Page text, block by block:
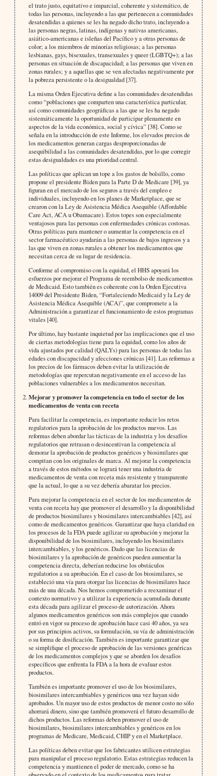
el trato justo, equitativo e imparcial, coherente y sistemático, de
todas las personas, incluyendo a las que pertenecen a comunidades
desatendidas a quienes se les ha negado dicho trato, incluyendo a
las personas negras, latinas, indígenas y nativas americanas,
asiático-americanas e isleñas del Pacífico y a otras personas de
color; a los miembros de minorías religiosas; a las personas
lesbianas, gays, bisexuales, transexuales y queer (LGBTQ+); a las
personas en situación de discapacidad; a las personas que viven en
zonas rurales; y a aquellas que se ven afectadas negativamente por
la pobreza persistente o la desigualdad [37].
La misma Orden Ejecutiva define a las comunidades desatendidas
como “poblaciones que comparten una característica particular,
así como comunidades geográficas a las que se les ha negado
sistemáticamente la oportunidad de participar plenamente en
aspectos de la vida económica, social y cívica” [38]. Como se
señala en la introducción de este Informe, los elevados precios de
los medicamentos generan cargas desproporcionadas de
asequibilidad a las comunidades desatendidas, por lo que corregir
estas desigualdades es una prioridad central.
Las políticas que aplican un tope a los gastos de bolsillo, como
propone el presidente Biden para la Parte D de Medicare [39], ya
figuran en el mercado de los seguros a través del empleo e
individuales, incluyendo en los planes de Marketplace, que se
crearon con la Ley de Asistencia Médica Asequible (Affordable
Care Act, ACA u Obamacare). Estos topes son especialmente
ventajosos para las personas con enfermedades crónicas costosas.
Otras políticas para mantener o aumentar la competencia en el
sector farmacéutico ayudarán a las personas de bajos ingresos y a
las que viven en zonas rurales a obtener los medicamentos que
necesitan cerca de su lugar de residencia.
Conforme al compromiso con la equidad, el HHS apoyará los
esfuerzos por mejorar el Programa de reembolso de medicamentos
de Medicaid. Esto también es coherente con la Orden Ejecutiva
14009 del Presidente Biden, “Fortaleciendo Medicaid y la Ley de
Asistencia Médica Asequible (ACA)”, que compromete a la
Administración a garantizar el funcionamiento de estos programas
vitales [40].
Por último, hay bastante inquietud por las implicaciones que el uso
de ciertas metodologías tiene para la equidad, como los años de
vida ajustados por calidad (QALYs) para las personas de todas las
edades con discapacidad y afecciones crónicas [41]. Las reformas a
los precios de los fármacos deben evitar la utilización de
metodologías que repercutan negativamente en el acceso de las
poblaciones vulnerables a los medicamentos necesitan.
Mejorar y promover la competencia en todo el sector de los
medicamentos de venta con receta
Para facilitar la competencia, es importante reducir los retos
regulatorios para la aprobación de los productos nuevos. Las
reformas deben abordar las tácticas de la industria y los desafíos
regulatorios que retrasan o desincentivan la competencia al
demorar la aprobación de productos genéricos y biosimilares que
compitan con los originales de marca. Al mejorar la competencia
a través de estos métodos se logrará tener una industria de
medicamentos de venta con receta más resistente y transparente
que la actual, lo que a su vez debería abaratar los precios.
Para mejorar la competencia en el sector de los medicamentos de
venta con receta hay que promover el desarrollo y la disponibilidad
de productos biosimilares y biosimilares intercambiables [42], así
como de medicamentos genéricos. Garantizar que haya claridad en
los procesos de la FDA puede agilizar su aprobación y mejorar la
disponibilidad de los biosimilares, incluyendo los biosimilares
intercambiables, y los genéricos. Dado que las licencias de
biosimilares y la aprobación de genéricos pueden aumentar la
competencia directa, deberían reducirse los obstáculos
regulatorios a su aprobación. En el caso de los biosimilares, se
estableció una vía para otorgar las licencias de biosimilares hace
más de una década. Nos hemos comprometido a reexaminar el
contexto normativo y a utilizar la experiencia acumulada durante
esta década para agilizar el proceso de autorización. Ahora
algunos medicamentos genéricos son más complejos que cuando
entró en vigor su proceso de aprobación hace casi 40 años, ya sea
por sus principios activos, su formulación, su vía de administración
o su forma de dosificación. También es importante garantizar que
se simplifique el proceso de aprobación de las versiones genéricas
de los medicamentos complejos y que se aborden los desafíos
específicos que enfrenta la FDA a la hora de evaluar estos
productos.
También es importante promover el uso de los biosimilares,
biosimilares intercambiables y genéricos una vez hayan sido
aprobados. Un mayor uso de estos productos de menor costo no sólo
ahorrará dinero, sino que también promoverá el futuro desarrollo de
dichos productos. Las reformas deben promover el uso de
biosimilares, biosimilares intercambiables y genéricos en los
programas de Medicare, Medicaid, CHIP y en el Marketplace.
Las políticas deben evitar que los fabricantes utilicen estrategias
para manipular el proceso regulatorio. Estas estrategias reducen la
competencia y mantienen el poder de mercado, como se ha